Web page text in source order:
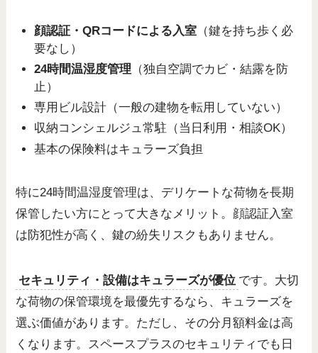
顔認証・QRコードによる入室（鍵を持ち歩く必
要なし）
24時間温湿度管理 （独自空調でカビ・結露を防
止）
専用ビル設計（一般の建物を転用していない）
収納コンシェルジュ常駐（当日利用・相談OK）
基本の保険料はキュラーズ負担
特に24時間温湿度管理は、デリケートな荷物を長期
保管したい方にとって大きなメリット。顔認証入室
は防犯性が高く、鍵の紛失リスクもありません。
セキュリティ・設備はキュラーズが優位 です。大切
な荷物の保管環境を最優先するなら、キュラーズを
選ぶ価値があります。ただし、その分月額料金は高
くなります。スペースプラスのセキュリティでも日